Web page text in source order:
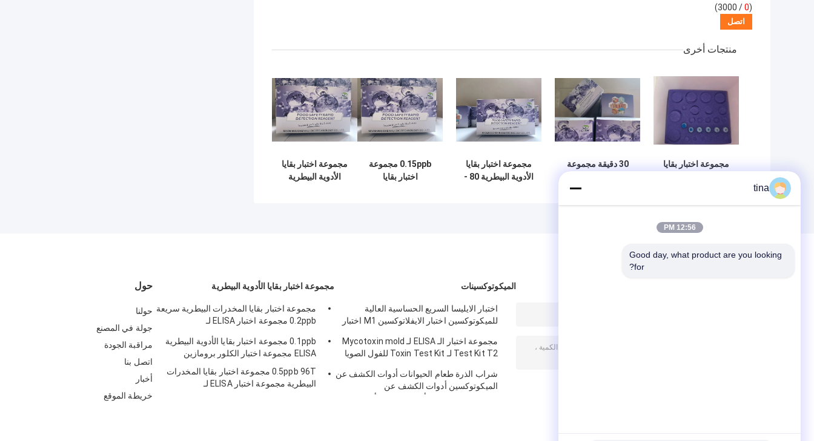
(
0
/ 3000)
منتجات أخرى
مجموعة اختبار بقايا
إريتروميسين ELISA
30 دقيقة مجموعة
ELISA مجموعة
مجموعة اختبار بقايا
الأدوية البيطرية 80 -
0.15ppb مجموعة
اختبار بقايا
مجموعة اختبار بقايا
الأدوية البيطرية
حول
حولنا
جولة في المصنع
مراقبة الجودة
اتصل بنا
أخبار
خريطة الموقع
مجموعة اختبار بقايا الأدوية البيطرية
مجموعة اختبار بقايا المخدرات البيطرية سريعة
0.2ppb مجموعة اختبار ELISA لـ
0.1ppb مجموعة اختبار بقايا الأدوية البيطرية
ELISA مجموعة اختبار الكلور برومازين
0.5ppb 96T مجموعة اختبار بقايا المخدرات
البيطرية مجموعة اختبار ELISA لـ
الميكوتوكسينات
اختبار الايليسا السريع الحساسية العالية
للميكوتوكسين اختبار الايفلاتوكسين M1 اختبار
مجموعة اختبار الـ ELISA لـ Mycotoxin mold
Test Kit T2 لـ Toxin Test Kit للفول الصويا
شراب الذرة طعام الحيوانات أدوات الكشف عن
الميكوتوكسين أدوات الكشف عن
الميكوتوكسين Elisa أدوات اختبار الأفلاتوكسين
tina
12:56 PM
Good day, what product are you looking
for?